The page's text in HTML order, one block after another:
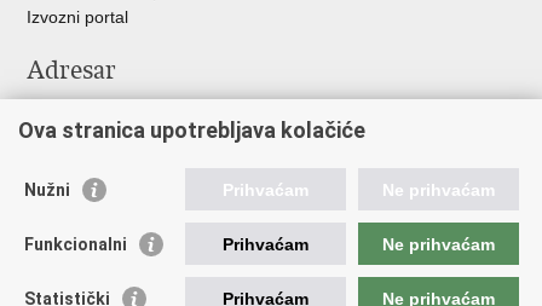
Izvozni portal
Adresar
Adresar tijela javne vlasti
Vlada RH
Ova stranica upotrebljava kolačiće
Nužni Prihvaćam Ne prihvaćam
Funkcionalni Prihvaćam Ne prihvaćam
Statistički Prihvaćam Ne prihvaćam